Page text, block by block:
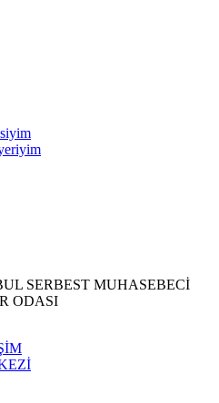
SERBEST MUHASEBECİ
ODASI